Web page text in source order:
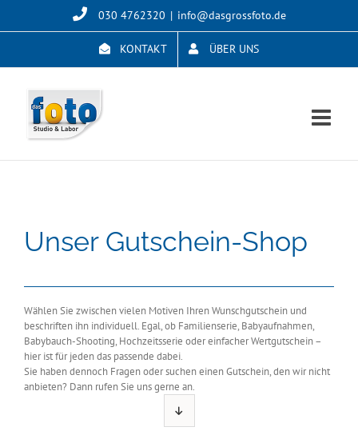
030 4762320 | info@dasgrossfoto.de
KONTAKT ÜBER UNS
Unser Gutschein-Shop
Wählen Sie zwischen vielen Motiven Ihren Wunschgutschein und
beschriften ihn individuell. Egal, ob Familienserie, Babyaufnahmen,
Babybauch-Shooting, Hochzeitsserie oder einfacher Wertgutschein –
hier ist für jeden das passende dabei.
Sie haben dennoch Fragen oder suchen einen Gutschein, den wir nicht
anbieten? Dann rufen Sie uns gerne an.